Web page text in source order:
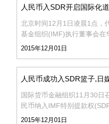
人民币入SDR开启国际化
北京时间12月1日凌晨1点，
基金组织(IMF)执行董事会在
民币满足了可广泛使用的标
这也是
2015年12月01日
人民币成功入SDR篮子,日
国际货币金融组织11月30日
民币纳入IMF特别提款权
2016年10月1日生效。这为
2015年12月01日